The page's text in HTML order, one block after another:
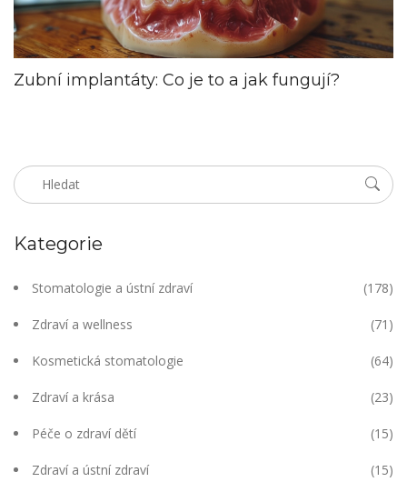
Zubní implantáty: Co je to a jak fungují?
Kategorie
Stomatologie a ústní zdraví (178)
Zdraví a wellness (71)
Kosmetická stomatologie (64)
Zdraví a krása (23)
Péče o zdraví dětí (15)
Zdraví a ústní zdraví (15)